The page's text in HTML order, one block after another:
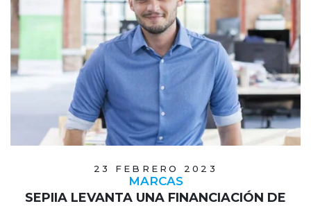
23 FEBRERO 2023
MARCAS
SEPIIA LEVANTA UNA FINANCIACIÓN DE